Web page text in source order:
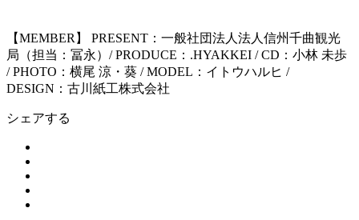
【MEMBER】 PRESENT：一般社団法人法人信州千曲観光
局（担当：冨永）/ PRODUCE：.HYAKKEI / CD：小林 未歩
/ PHOTO：横尾 涼・葵 / MODEL：イトウハルヒ /
DESIGN：古川紙工株式会社
シェアする